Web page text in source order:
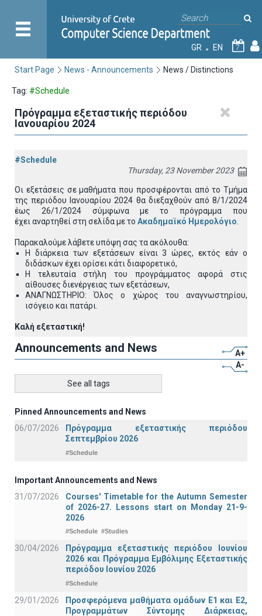
GR EN 7
Start Page News - Announcements News / Distinctions
Tag: #Schedule
Πρόγραμμα εξεταστικής περιόδου
Ιανουαρίου 2024
#Schedule
Thursday, 23 November 2023
Οι εξετάσεις σε μαθήματα που προσφέρονται από το Τμήμα
της περιόδου Ιανουαρίου 2024 θα διεξαχθούν από 8/1/2024
έως 26/1/2024 σύμφωνα με το πρόγραμμα που
έχει αναρτηθεί στη σελίδα με το Ακαδημαϊκό Ημερολόγιο
Παρακαλούμε λάβετε υπόψη σας τα ακόλουθα:
Η διάρκεια των εξετάσεων είναι 3 ώρες, εκτός εάν ο
διδάσκων έχει ορίσει κάτι διαφορετικό,
Η τελευταία στήλη του προγράμματος αφορά στις
αίθουσες διενέργειας των εξετάσεων,
ΑΝΑΓΝΩΣΤΗΡΙΟ: Όλος ο χώρος του αναγνωστηρίου,
ισόγειο και πατάρι.
Καλή εξεταστική!
Announcements and News
A+
A-
See all tags
Pinned Announcements and News
06/07/2026
Πρόγραμμα εξεταστικής περιόδου
Σεπτεμβρίου 2026
#Schedule
Important Announcements and News
31/07/2026
Courses' Timetable for the Autumn Semester
of 2026-27. Lessons start on Monday 21-9-
2026
#Schedule #Studies
30/04/2026
Πρόγραμμα εξεταστικής περιόδου Ιουνίου
2026 και Πρόγραμμα Εμβόλιμης Εξεταστικής
περιόδου Ιουνίου 2026
#Schedule
29/01/2026
Προσφερόμενα μαθήματα ομάδων Ε1 και Ε2,
Προγραμμάτων Σύντομης Διάρκειας,